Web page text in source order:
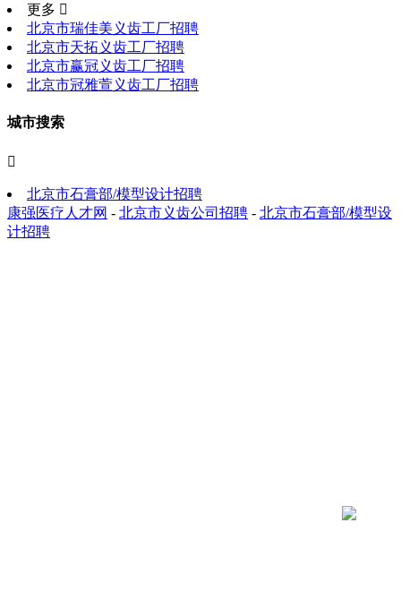
更多 
北京市瑞佳美义齿工厂招聘
北京市天拓义齿工厂招聘
北京市赢冠义齿工厂招聘
北京市冠雅萱义齿工厂招聘
城市搜索

北京市石膏部/模型设计招聘
康强医疗人才网 - 北京市义齿公司招聘 - 北京市石膏部/模型设
计招聘